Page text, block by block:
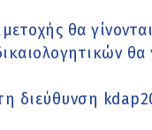
θα
θα
διεύθυνση